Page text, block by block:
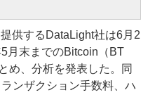
供するDataLight社は6月2
月末までのBitcoin（BT
め、分析を発表した。同
ンザクション手数料、ハ